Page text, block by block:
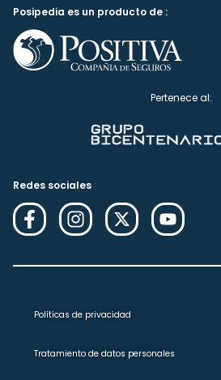
Posipedia es un producto de :
Pertenece al:
Redes sociales
Políticas de privacidad
Tratamiento de datos personales